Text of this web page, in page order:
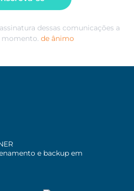
dessas comunicações a
momento. de ânimo
e backup em